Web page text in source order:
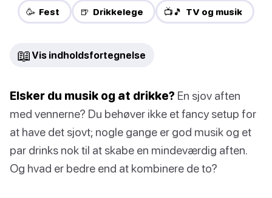
🥳 Fest 🍺 Drikkelege 📺🎵 TV og musik
📖 Vis indholdsfortegnelse
Elsker du musik og at drikke? En sjov aften
med vennerne? Du behøver ikke et fancy setup for
at have det sjovt; nogle gange er god musik og et
par drinks nok til at skabe en mindeværdig aften.
Og hvad er bedre end at kombinere de to?